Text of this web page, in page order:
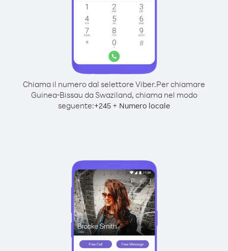
Chiama il numero dal selettore Viber.Per chiamare
Guinea-Bissau da Swaziland, chiama nel modo
seguente:+245 + Numero locale